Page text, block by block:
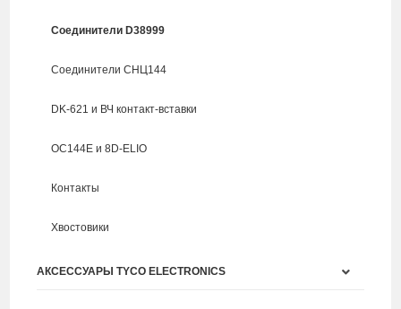
Соединители D38999
Соединители СНЦ144
DK-621 и ВЧ контакт-вставки
ОС144Е и 8D-ELIO
Контакты
Хвостовики
АКСЕССУАРЫ TYCO ELECTRONICS